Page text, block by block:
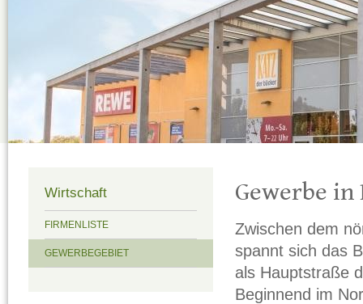
Wirtschaft
FIRMENLISTE
GEWERBEGEBIET
Gewerbe
Zwischen dem
spannt sich das
als Hauptstraße
Beginnend im